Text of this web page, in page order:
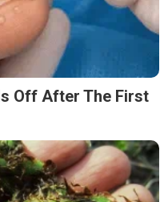
Off After The First